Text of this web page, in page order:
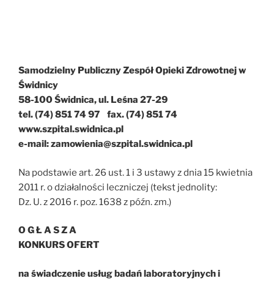
Samodzielny Publiczny Zespół Opieki Zdrowotnej w
Świdnicy
58-100 Świdnica, ul. Leśna 27-29
tel. (74) 851 74 97 fax. (74) 851 74
www.szpital.swidnica.pl
e-mail: zamowienia@szpital.swidnica.pl
Na podstawie art. 26 ust. 1 i 3 ustawy z dnia 15 kwietnia
2011 r. o działalności leczniczej (tekst jednolity:
Dz. U. z 2016 r. poz. 1638 z późn. zm.)
O G Ł A S Z A
KONKURS OFERT
na świadczenie usług badań laboratoryjnych i